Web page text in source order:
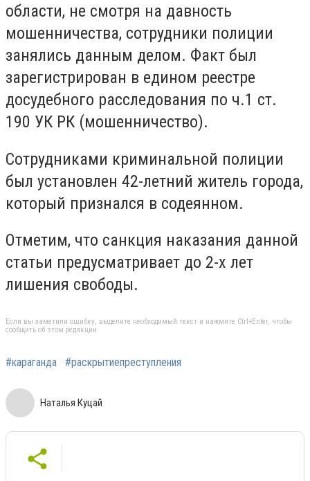
области, не смотря на давность
мошенничества, сотрудники полиции
занялись данным делом. Факт был
зарегистрирован в едином реестре
досудебного расследования по ч.1 ст.
190 УК РК (мошенничество).
Сотрудниками криминальной полиции
был установлен 42-летний житель города,
который признался в содеянном.
Отметим, что санкция наказания данной
статьи предусматривает до 2-х лет
лишения свободы.
Если вы заметили ошибку, выделите необходимый текст и нажмите Ctrl+Enter, чтобы
сообщить об этом редакции
#караганда #раскрытиепреступления
Наталья Куцай